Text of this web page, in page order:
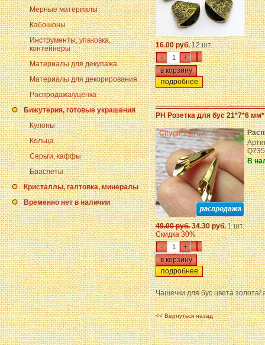
Мерные материалы
Кабошоны
Инструменты, упаковка,
контейнеры
Материалы для декупажа
Материалы для декорирования
Распродажа/уценка
Бижутерия, готовые украшения
Кулоны
Кольца
Серьги, каффы
Браслеты
Кристаллы, галтовка, минералы
Временно нет в наличии
16.00 руб.12 шт.
- +
подробнее
PH Розетка для бус 21*7*6 мм*
В
49.00 руб.34.30 руб.1 шт.
Скидка 30%
- +
подробнее
Чашечки для бус цвета золота/
<< Вернуться назад